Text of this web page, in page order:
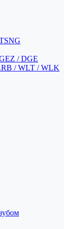
/ DGE
/ WLT / WLK